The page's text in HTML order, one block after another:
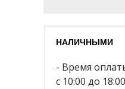
НАЛИЧНЫМИ
- Время
с 10:00 до